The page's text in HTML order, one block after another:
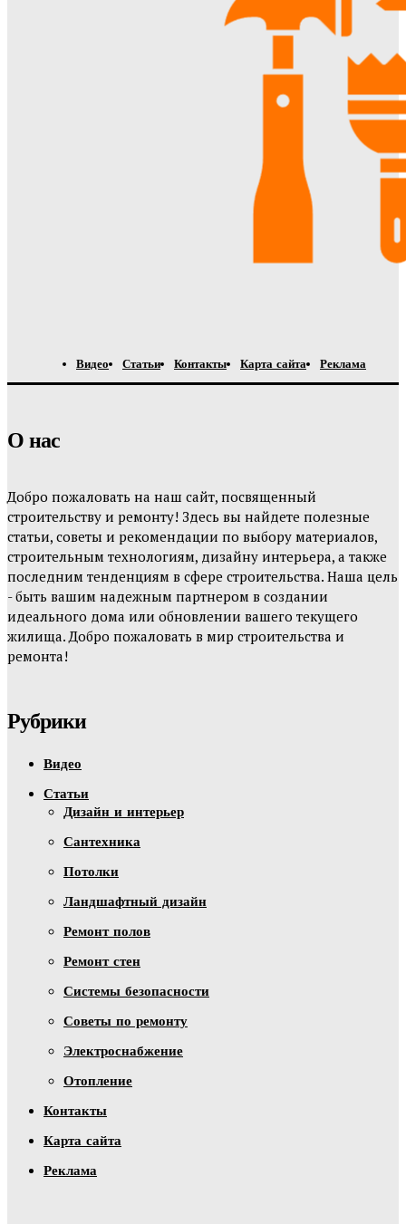
Видео Статьи Контакты Карта сайта Реклама
О нас
Добро пожаловать на наш сайт, посвященный
строительству и ремонту! Здесь вы найдете полезные
статьи, советы и рекомендации по выбору материалов,
строительным технологиям, дизайну интерьера, а также
последним тенденциям в сфере строительства. Наша цель
- быть вашим надежным партнером в создании
идеального дома или обновлении вашего текущего
жилища. Добро пожаловать в мир строительства и
ремонта!
Рубрики
Видео
Статьи
Дизайн и интерьер
Сантехника
Потолки
Ландшафтный дизайн
Ремонт полов
Ремонт стен
Системы безопасности
Советы по ремонту
Электроснабжение
Отопление
Контакты
Карта сайта
Реклама